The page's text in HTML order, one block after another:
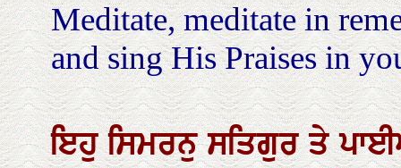
Meditate, meditate in
and sing His Praises in
ਇਹੁਸਿਮਰਨੁਸਤਿਗੁਰਤੇ